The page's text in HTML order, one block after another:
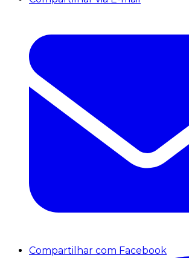
Compartilhar com Facebook